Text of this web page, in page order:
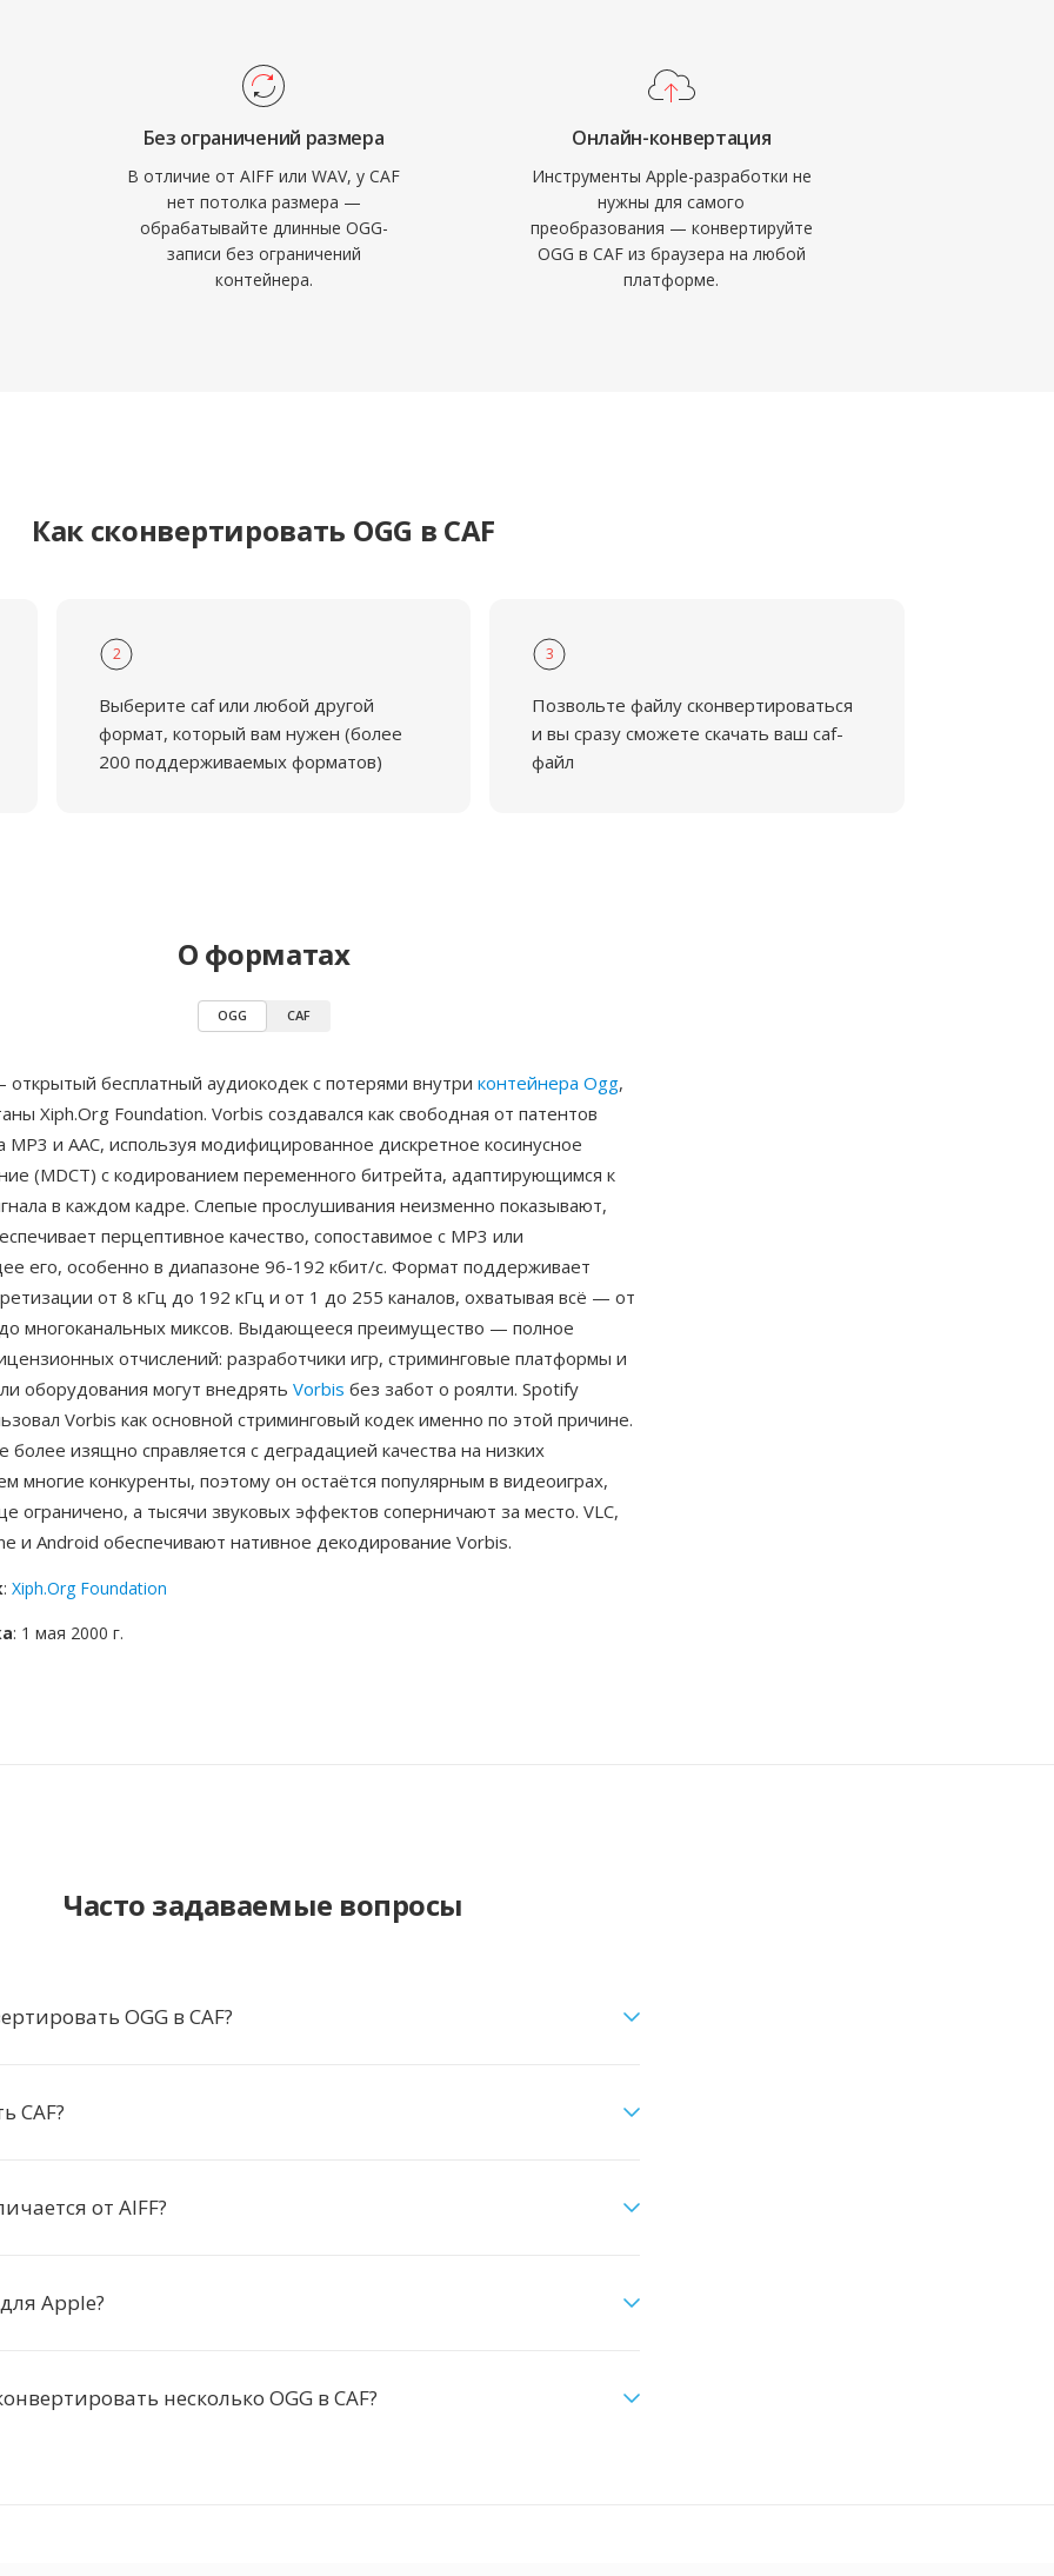
lossless-аудио 24
Core Audio от
на macOS и iOS,
в
и Final Cut Pro. Для
CAF —
Без ограничений размера
В отличие от AIFF или WAV, у CAF
нет потолка размера —
обрабатывайте длинные OGG-
записи без ограничений
контейнера.
Онлайн-конвертация
Инструменты Apple-разработки не
нужны для самого
преобразования — конвертируйте
OGG в CAF из браузера на любой
платформе.
Как сконвертировать OGG в CAF
2
Выберите caf или любой другой
формат, который вам нужен (более
200 поддерживаемых форматов)
3
Позвольте файлу сконвертироваться
и вы сразу сможете скачать ваш caf-
файл
О форматах
OGG CAF
открытый бесплатный аудиокодек с потерями внутри контейнера Ogg,
Xiph.Org Foundation. Vorbis создавался как свободная от патентов
MP3 и AAC, используя модифицированное дискретное косинусное
(MDCT) с кодированием переменного битрейта, адаптирующимся к
в каждом кадре. Слепые прослушивания неизменно показывают,
перцептивное качество, сопоставимое с MP3 или
его, особенно в диапазоне 96-192 кбит/с. Формат поддерживает
от 8 кГц до 192 кГц и от 1 до 255 каналов, охватывая всё — от
многоканальных миксов. Выдающееся преимущество — полное
отчислений: разработчики игр, стриминговые платформы и
оборудования могут внедрять Vorbis без забот о роялти. Spotify
Vorbis как основной стриминговый кодек именно по этой причине.
более изящно справляется с деградацией качества на низких
многие конкуренты, поэтому он остаётся популярным в видеоиграх,
ограничено, а тысячи звуковых эффектов соперничают за место. VLC,
и Android обеспечивают нативное декодирование Vorbis.
: Xiph.Org Foundation
: 1 мая 2000 г.
Часто задаваемые вопросы
OGG в CAF?
CAF?
от AIFF?
Apple?
несколько OGG в CAF?